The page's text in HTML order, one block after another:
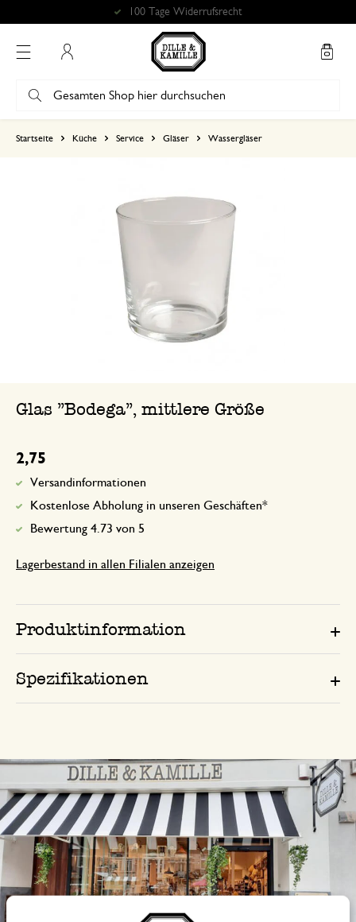
100 Tage Widerrufsrecht
Startseite Küche Service Gläser Wassergläser
Glas "Bodega", mittlere Größe
2,75
Versandinformationen
Kostenlose Abholung in unseren Geschäften*
Bewertung 4.73 von 5
Lagerbestand in allen Filialen anzeigen
Produktinformation
Spezifikationen